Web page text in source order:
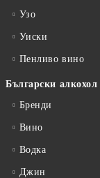
Узо
Уиски
Пенливо вино
Български алкохол
Бренди
Вино
Водка
Джин